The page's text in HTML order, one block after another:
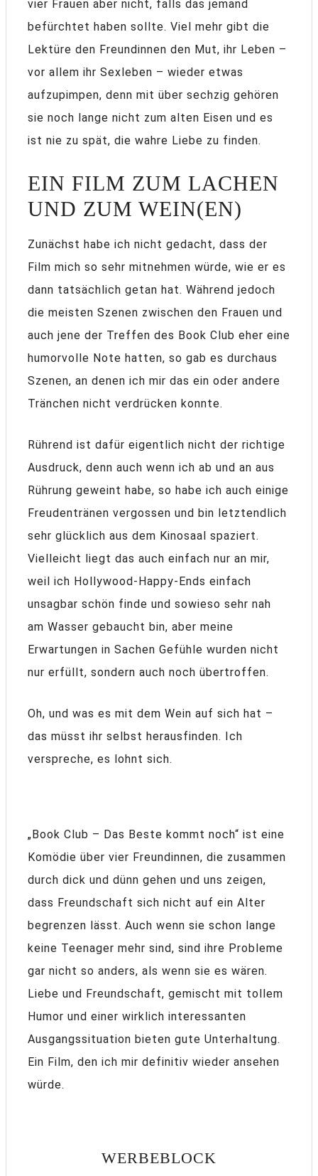
vier Frauen aber nicht, falls das jemand
befürchtet haben sollte. Viel mehr gibt die
Lektüre den Freundinnen den Mut, ihr Leben –
vor allem ihr Sexleben – wieder etwas
aufzupimpen, denn mit über sechzig gehören
sie noch lange nicht zum alten Eisen und es
ist nie zu spät, die wahre Liebe zu finden.
EIN FILM ZUM LACHEN
UND ZUM WEIN(EN)
Zunächst habe ich nicht gedacht, dass der
Film mich so sehr mitnehmen würde, wie er es
dann tatsächlich getan hat. Während jedoch
die meisten Szenen zwischen den Frauen und
auch jene der Treffen des Book Club eher eine
humorvolle Note hatten, so gab es durchaus
Szenen, an denen ich mir das ein oder andere
Tränchen nicht verdrücken konnte.
Rührend ist dafür eigentlich nicht der richtige
Ausdruck, denn auch wenn ich ab und an aus
Rührung geweint habe, so habe ich auch einige
Freudentränen vergossen und bin letztendlich
sehr glücklich aus dem Kinosaal spaziert.
Vielleicht liegt das auch einfach nur an mir,
weil ich Hollywood-Happy-Ends einfach
unsagbar schön finde und sowieso sehr nah
am Wasser gebaucht bin, aber meine
Erwartungen in Sachen Gefühle wurden nicht
nur erfüllt, sondern auch noch übertroffen.
Oh, und was es mit dem Wein auf sich hat –
das müsst ihr selbst herausfinden. Ich
verspreche, es lohnt sich.
„Book Club – Das Beste kommt noch“ ist eine
Komödie über vier Freundinnen, die zusammen
durch dick und dünn gehen und uns zeigen,
dass Freundschaft sich nicht auf ein Alter
begrenzen lässt. Auch wenn sie schon lange
keine Teenager mehr sind, sind ihre Probleme
gar nicht so anders, als wenn sie es wären.
Liebe und Freundschaft, gemischt mit tollem
Humor und einer wirklich interessanten
Ausgangssituation bieten gute Unterhaltung.
Ein Film, den ich mir definitiv wieder ansehen
würde.
WERBEBLOCK